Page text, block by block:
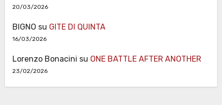
20/03/2026
BIGNO su GITE DI QUINTA
16/03/2026
Lorenzo Bonacini su ONE BATTLE AFTER ANOTHER
23/02/2026